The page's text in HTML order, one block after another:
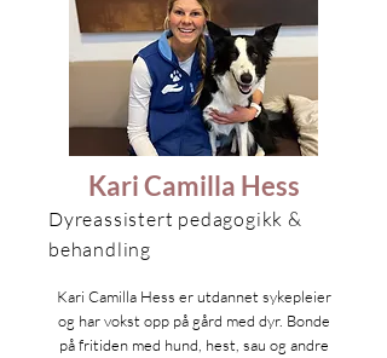
Kari Camilla Hess
Dyreassistert pedagogikk &
behandling
Kari Camilla Hess er utdannet sykepleier
og har vokst opp på gård med dyr. Bonde
på fritiden med hund, hest, sau og andre